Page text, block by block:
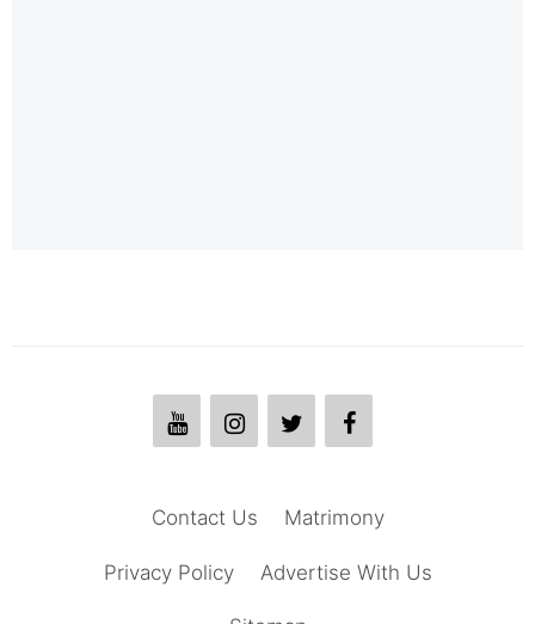
Matrimony
Contact Us
Advertise With Us
Privacy Policy